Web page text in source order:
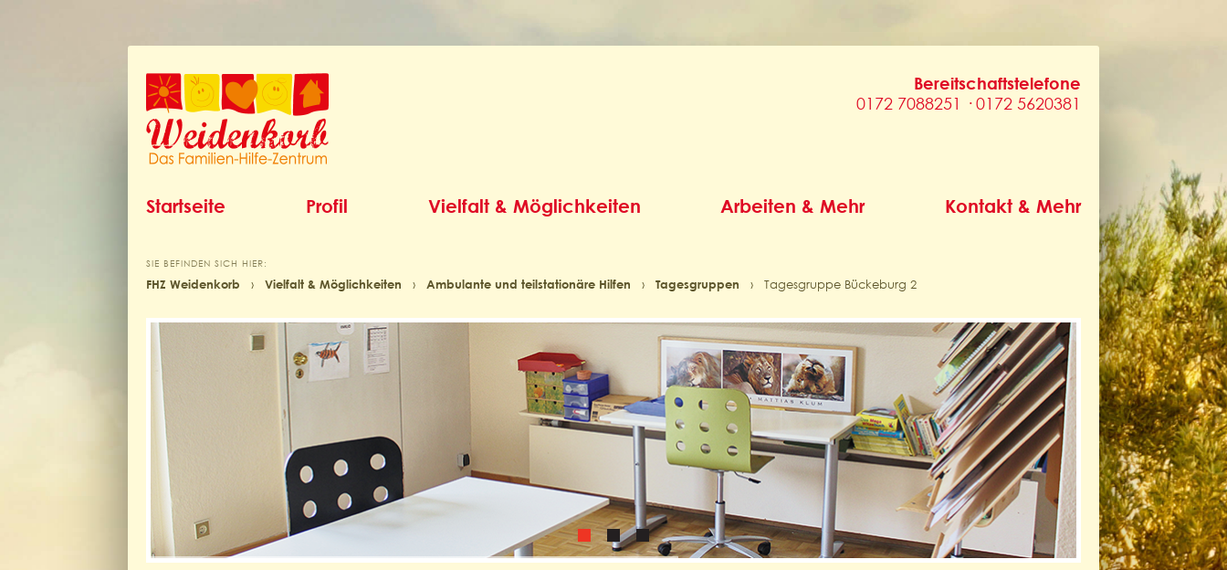
Bereitschaftstelefone
0172 7088251 · 0172 5620381
Startseite Profil Vielfalt & Möglichkeiten Arbeiten & Mehr Kontakt & Mehr
SIE BEFINDEN SICH HIER:
FHZ Weidenkorb › Vielfalt & Möglichkeiten › Ambulante und teilstationäre Hilfen › Tagesgruppen › Tagesgruppe Bückeburg 2